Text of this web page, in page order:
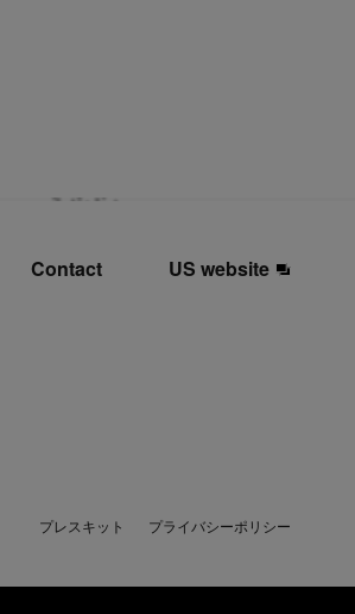
Contact US website
プレスキット プライバシーポリシー